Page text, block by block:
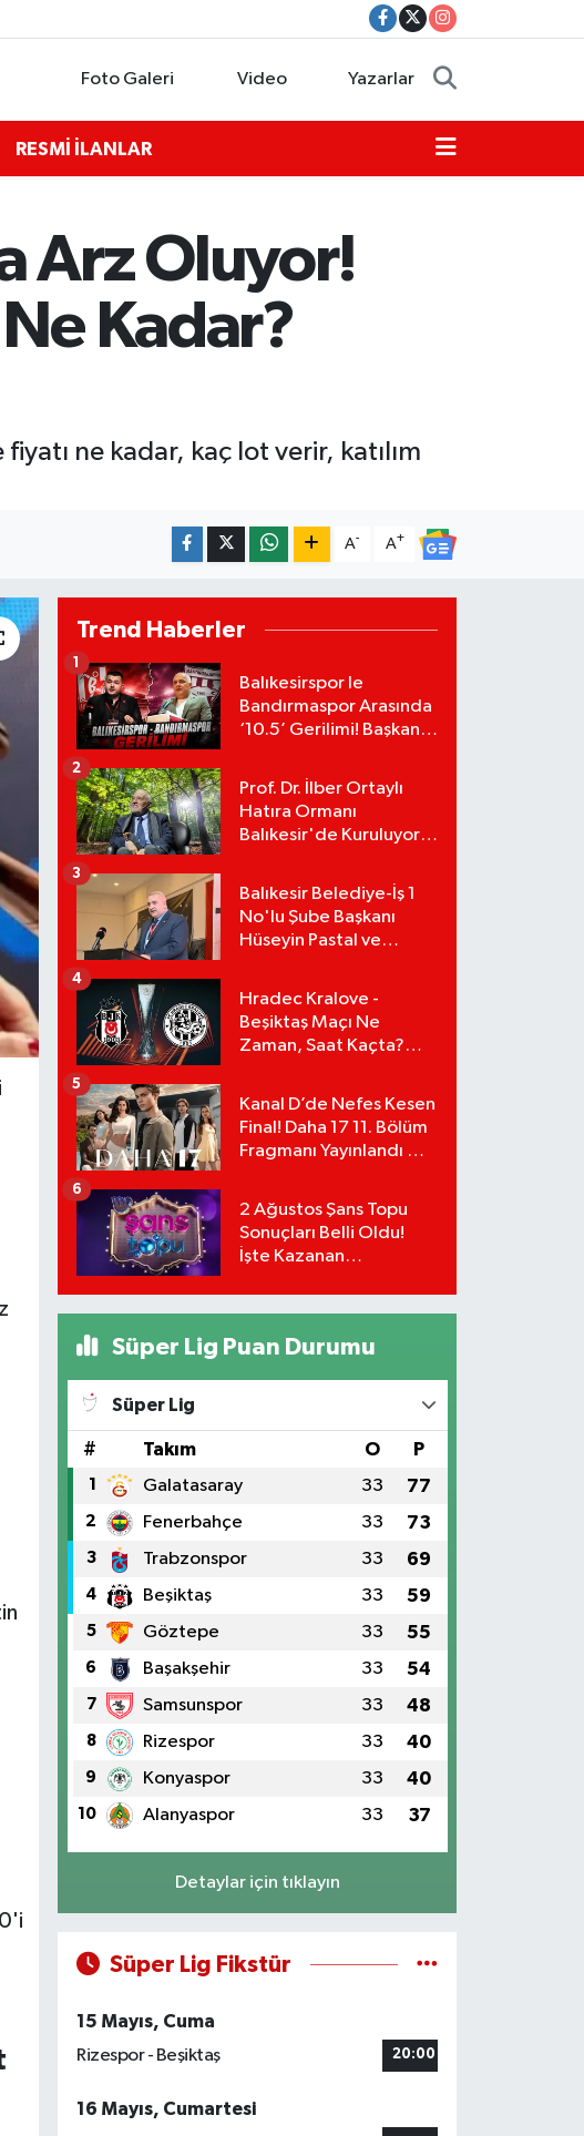
Foto Galeri Video Yazarlar
RESMİ İLANLAR
Arz Oluyor!
Kadar?
ne kadar, kaç lot verir, katılım
A- A+
Trend Haberler
Balıkesirspor le
Bandırmaspor Arasında
‘10.5’ Gerilimi! Başkan
Murat Karakoyun'a Sert
Tepki!
1
Prof. Dr. İlber Ortaylı
Hatıra Ormanı
Balıkesir'de Kuruluyor!
Bağışlarını Başlattı!
2
Balıkesir Belediye-İş 1
No'lu Şube Başkanı
Hüseyin Pastal ve
3
Hradec Kralove -
Beşiktaş Maçı Ne
Zaman, Saat Kaçta?
Detayları!
4
Kanal D’de Nefes Kesen
Final! Daha 17 11. Bölüm
Fragmanı Yayınlandı Mı?
5
2 Ağustos Şans Topu
Sonuçları Belli Oldu!
İşte Kazanan
6
Süper Lig Puan Durumu
Süper Lig
# Takım O P
1 Galatasaray 33 77
2 Fenerbahçe 33 73
3 Trabzonspor 33 69
4 Beşiktaş 33 59
5 Göztepe 33 55
6 Başakşehir 33 54
7 Samsunspor 33 48
8 Rizespor 33 40
9 Konyaspor 33 40
10 Alanyaspor 33 37
Detaylar için tıklayın
Süper Lig Fikstür
15 Mayıs, Cuma
Rizespor - Beşiktaş
20:00
16 Mayıs, Cumartesi